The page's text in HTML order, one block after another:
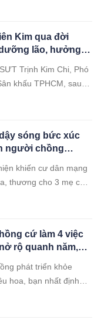
gầm giường...
Kim qua đời
lão, hưởng
Trịnh Kim Chi, Phó
khấu TPHCM, sau
sóng bức xúc
người chồng
“Hổ dữ không ăn
mà…
khiến cư dân mạng
thương cho 3 mẹ con
cứ làm 4 việc
rộ quanh năm,
phát triển khỏe
hoa, bạn nhất định